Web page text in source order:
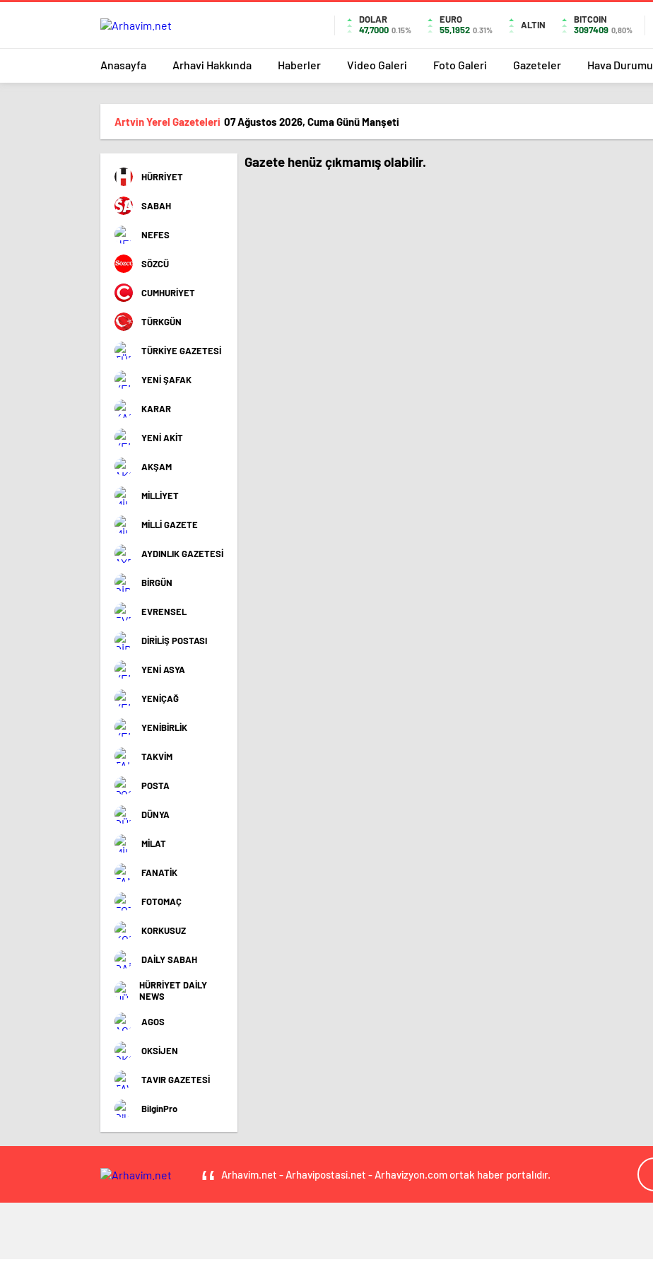
DOLAR
47,7000 0.15%
EURO
55,1952 0.31% ALTIN
BITCOIN
3097409 0,80%
Anasayfa Arhavi Hakkında Haberler Video Galeri Foto Galeri Gazeteler Hava Durumu
Artvin Yerel Gazeteleri 07 Ağustos 2026, Cuma Günü Manşeti
HÜRRİYET
SABAH
NEFES
SÖZCÜ
CUMHURİYET
TÜRKGÜN
TÜRKİYE GAZETESİ
YENİ ŞAFAK
KARAR
YENİ AKİT
AKŞAM
MİLLİYET
MİLLİ GAZETE
AYDINLIK GAZETESİ
BİRGÜN
EVRENSEL
DİRİLİŞ POSTASI
YENİ ASYA
YENİÇAĞ
YENİBİRLİK
TAKVİM
POSTA
DÜNYA
MİLAT
FANATİK
FOTOMAÇ
KORKUSUZ
DAİLY SABAH
HÜRRİYET DAİLY
NEWS
AGOS
OKSİJEN
TAVIR GAZETESİ
BilginPro
Gazete henüz çıkmamış olabilir.
Arhavim.net - Arhavipostasi.net - Arhavizyon.com ortak haber portalıdır.